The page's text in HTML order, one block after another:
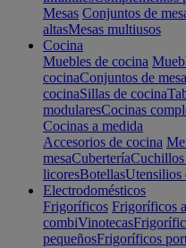
Mesas Conjuntos de
altasMesas multiusos
Cocina
Muebles de cocina
cocinaConjuntos de
cocinaSillas de cocina
modularesCocinas
Cocinas a medida
Accesorios de cocina
mesaCubertería
licoresBotellasUtensilios
Electrodomésticos
Frigoríficos Frigoríficos
combiVinotecas
pequeñosFrigoríficos